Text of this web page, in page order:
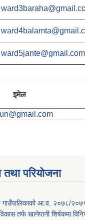
ward5jante@gmail.com
इमेल
तथा परियोजना
आ.व. २०७८/
तर्फ खानेपानी शिर्षकमा